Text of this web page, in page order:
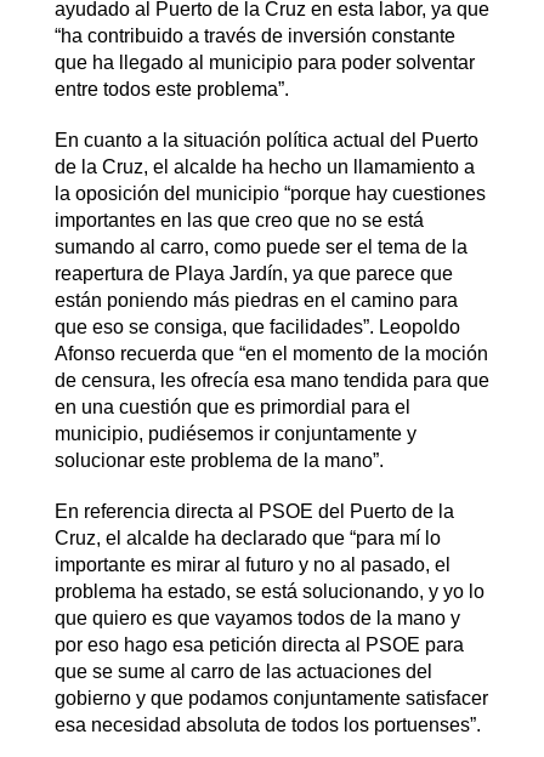
ayudado al Puerto de la Cruz en esta labor, ya que
“ha contribuido a través de inversión constante
que ha llegado al municipio para poder solventar
entre todos este problema”.
En cuanto a la situación política actual del Puerto
de la Cruz, el alcalde ha hecho un llamamiento a
la oposición del municipio “porque hay cuestiones
importantes en las que creo que no se está
sumando al carro, como puede ser el tema de la
reapertura de Playa Jardín, ya que parece que
están poniendo más piedras en el camino para
que eso se consiga, que facilidades”. Leopoldo
Afonso recuerda que “en el momento de la moción
de censura, les ofrecía esa mano tendida para que
en una cuestión que es primordial para el
municipio, pudiésemos ir conjuntamente y
solucionar este problema de la mano”.
En referencia directa al PSOE del Puerto de la
Cruz, el alcalde ha declarado que “para mí lo
importante es mirar al futuro y no al pasado, el
problema ha estado, se está solucionando, y yo lo
que quiero es que vayamos todos de la mano y
por eso hago esa petición directa al PSOE para
que se sume al carro de las actuaciones del
gobierno y que podamos conjuntamente satisfacer
esa necesidad absoluta de todos los portuenses”.